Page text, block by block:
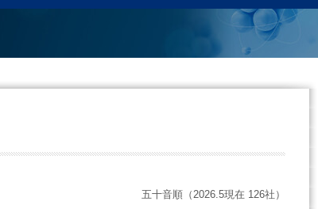
五十音順（2026.5現在 126社）